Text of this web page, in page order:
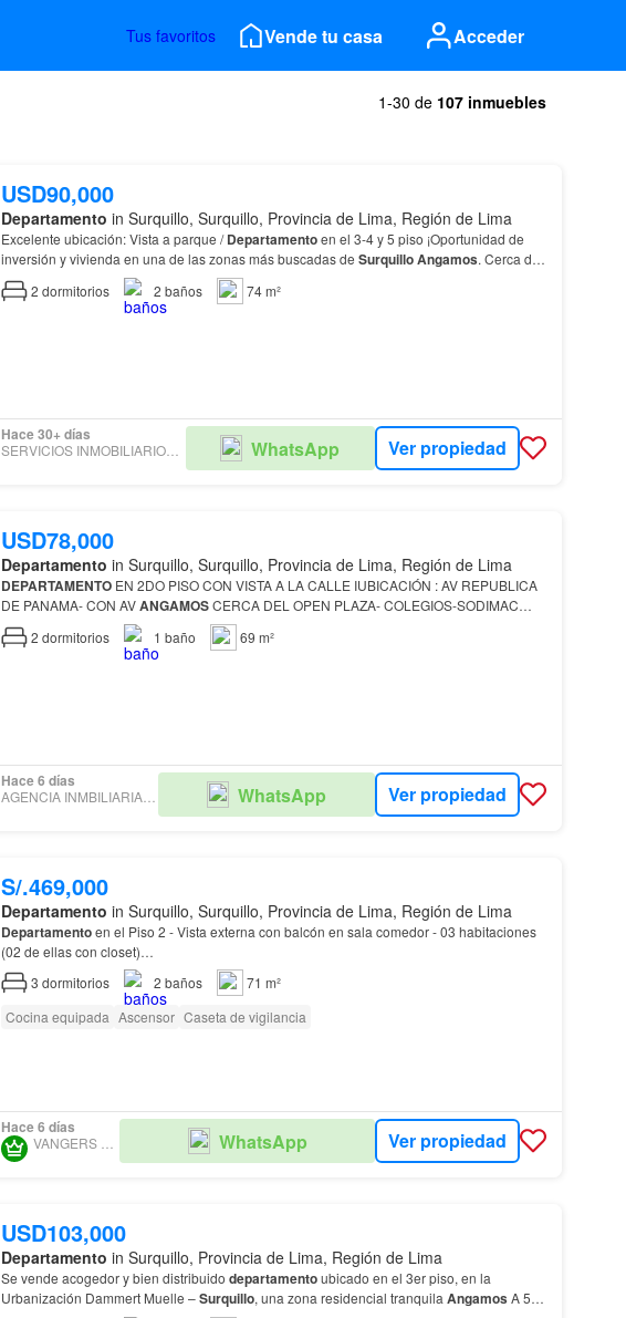
Tus favoritos Vende tu casa Acceder
1-30 de 107 inmuebles
USD90,000
Departamento in Surquillo, Surquillo, Provincia de Lima, Región de Lima
Excelente ubicación: Vista a parque /Departamentoen el 3-4 y 5 piso ¡Oportunidad de
inversión y vivienda en una de las zonas más buscadas de SurquilloAngamos. Cerca de
centros comerciales como MallplazaAngamos
2 dormitorios 2 baños 74 m²
Hace 30+ días
SERVICIOS INMOBILIARIOS EL SOLAR S.A.C WhatsApp Ver propiedad
USD78,000
Departamento in Surquillo, Surquillo, Provincia de Lima, Región de Lima
DEPARTAMENTOEN 2DO PISO CON VISTA A LA CALLE IUBICACIÓN : AV REPUBLICA
DE PANAMA- CON AVANGAMOSCERCA DEL OPEN PLAZA- COLEGIOS-SODIMAC
EIDICIO DE 3
PISOS: CADA PISO TIENE 4 DEPARTAMENTOS DE BUEN TAMAÑO ÁREA:
69 m2 Sala y C…
2 dormitorios 1 baño 69 m²
Hace 6 días
AGENCIA INMBILIARIA SIN LIMITES WhatsApp Ver propiedad
S/.469,000
Departamento in Surquillo, Surquillo, Provincia de Lima, Región de Lima
Departamentoen el Piso 2 - Vista externa con balcón en sala comedor - 03 habitaciones
(02 de ellas con closet)…
3 dormitorios 2 baños
71 m²
Cocina equipada Ascensor Caseta de vigilancia
Hace 6 días
VANGERS HABITAT WhatsApp Ver propiedad
USD103,000
Departamento in Surquillo, Provincia de Lima, Región de Lima
Se vende acogedor y bien distribuido departamentoubicado en el 3er piso, en la
Urbanización Dammert Muelle –Surquillo, una zona residencial tranquila Angamos